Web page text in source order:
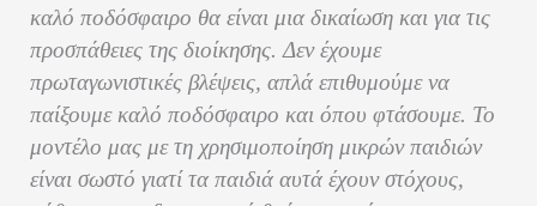
καλό ποδόσφαιρο θα είναι μια δικαίωση και για τις
προσπάθειες της διοίκησης. Δεν έχουμε
πρωταγωνιστικές βλέψεις, απλά επιθυμούμε να
παίξουμε καλό ποδόσφαιρο και όπου φτάσουμε. Το
μοντέλο μας με τη χρησιμοποίηση μικρών παιδιών
είναι σωστό γιατί τα παιδιά αυτά έχουν στόχους,